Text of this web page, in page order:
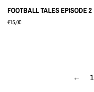
FOOTBALL TALES EPISODE 2
Prezzo
€15,00
← 1